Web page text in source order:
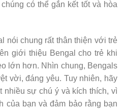
có thể gắn kết tốt và hòa
nói chung rất thân thiện với trẻ
giới thiệu Bengal cho trẻ khi
lớn hơn. Nhìn chung, Bengals
vời, đáng yêu. Tuy nhiên, hãy
nhiều sự chú ý và kích thích, vì
của bạn và đảm bảo rằng bạn